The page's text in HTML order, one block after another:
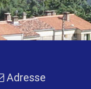
Adresse